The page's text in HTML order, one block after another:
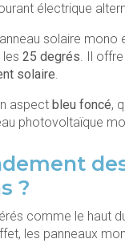
électrique
solaire mono
25 degrés. Il
solaire.
aspect bleu foncé,
photovoltaïque
?
comme le haut
les panneaux